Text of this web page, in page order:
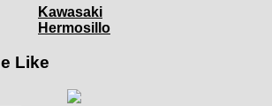
Kawasaki
Hermosillo
Like